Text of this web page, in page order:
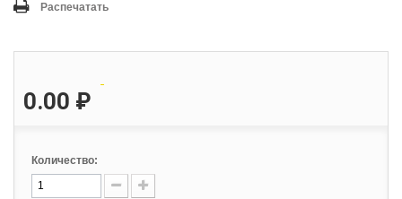
Распечатать
0.00 ₽
Количество: